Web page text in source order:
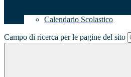
Calendario Scolastico
Campo di ricerca per le pagine del sito